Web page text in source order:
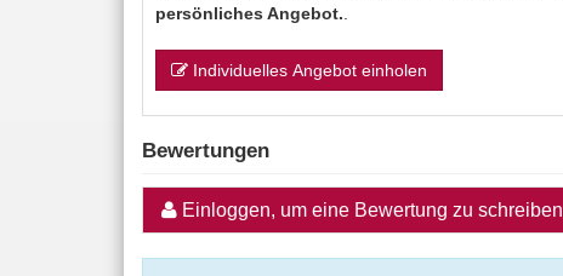
persönliches Angebot.
Individuelles Angebot einholen
Bewertungen
Einloggen, um eine Bewertung zu schreiben